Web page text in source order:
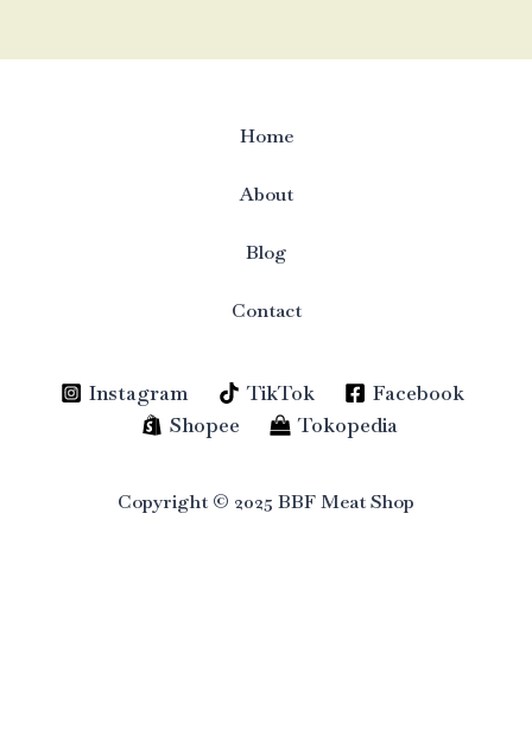
Home
About
Blog
Contact
Instagram TikTok
Facebook
Shopee
Tokopedia
Copyright © 2025 BBF Meat Shop